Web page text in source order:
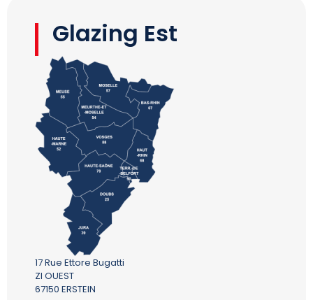
Glazing Est
17 Rue Ettore Bugatti
ZI OUEST
67150 ERSTEIN